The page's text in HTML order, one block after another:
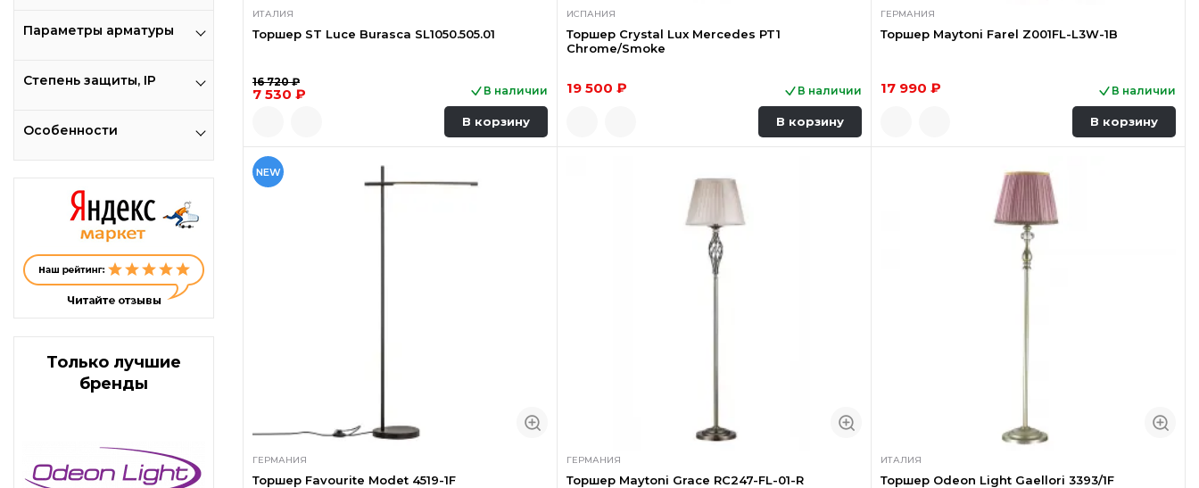
Параметры арматуры
Степень защиты, IP
Особенности
Только лучшие
бренды
ИТАЛИЯ
Торшер ST Luce Burasca SL1050.505.01
16 720 ₽
7 530 ₽ В наличии
В корзину
ИСПАНИЯ
Торшер Crystal Lux Mercedes PT1
Chrome/Smoke
19 500 ₽ В наличии
В корзину
ГЕРМАНИЯ
Торшер Maytoni Farel Z001FL-L3W-1B
17 990 ₽ В наличии
В корзину
NEW
ГЕРМАНИЯ
Торшер Favourite Modet 4519-1F
ГЕРМАНИЯ
Торшер Maytoni Grace RC247-FL-01-R
ИТАЛИЯ
Торшер Odeon Light Gaellori 3393/1F